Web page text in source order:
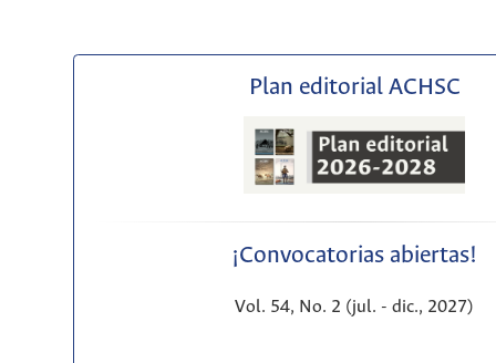
Plan editorial ACHSC
¡Convocatorias abiertas!
Vol. 54, No. 2 (jul. - dic., 2027)